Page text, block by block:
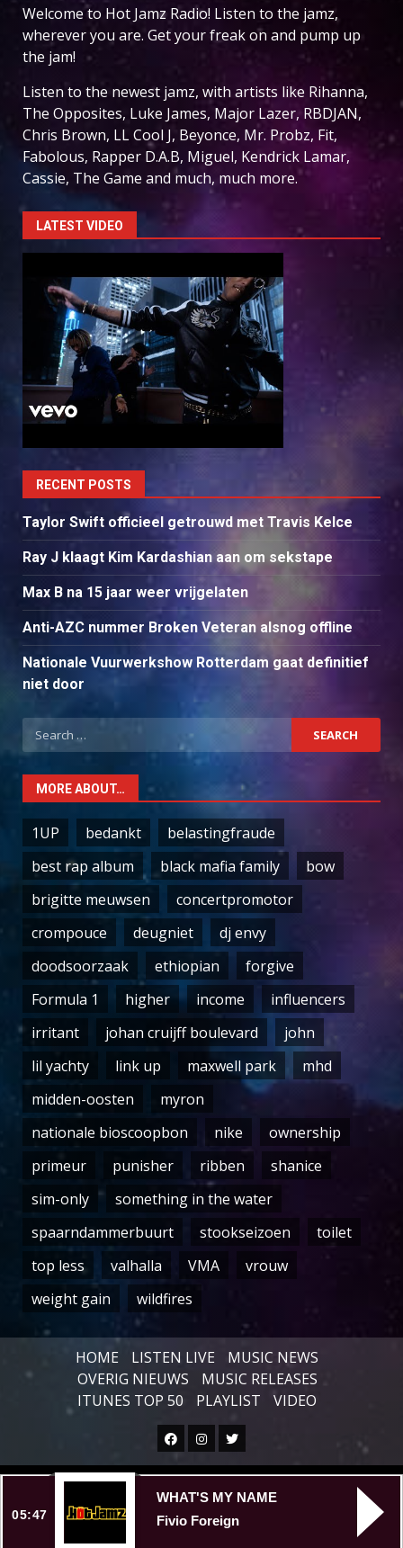
Welcome to Hot Jamz Radio! Listen to the jamz,
wherever you are. Get your freak on and pump up
the jam!
Listen to the newest jamz, with artists like Rihanna,
The Opposites, Luke James, Major Lazer, RBDJAN,
Chris Brown, LL Cool J, Beyonce, Mr. Probz, Fit,
Fabolous, Rapper D.A.B, Miguel, Kendrick Lamar,
Cassie, The Game and much, much more.
LATEST VIDEO
RECENT POSTS
Taylor Swift officieel getrouwd met Travis Kelce
Ray J klaagt Kim Kardashian aan om sekstape
Max B na 15 jaar weer vrijgelaten
Anti-AZC nummer Broken Veteran alsnog offline
Nationale Vuurwerkshow Rotterdam gaat definitief
niet door
Search
for:
MORE ABOUT…
1UP bedankt
belastingfraude
best rap album
black mafia family
bow
brigitte meuwsen
concertpromotor
crompouce
deugniet
dj envy
doodsoorzaak
ethiopian
forgive
Formula 1
higher income
influencers
irritant
johan cruijff boulevard
john
lil yachty
link up maxwell park
mhd
midden-oosten
myron
nationale bioscoopbon
nike
ownership
primeur
punisher ribben
shanice
sim-only
something in the water
spaarndammerbuurt
stookseizoen
toilet
top less
valhalla VMA
vrouw
weight gain
wildfires
HOME LISTEN LIVE
MUSIC NEWS
OVERIG NIEUWS
MUSIC RELEASES
ITUNES TOP 50
PLAYLIST VIDEO
Facebook
Instagram
Twitter
Copyright © All rights reserved.
05:47
WHAT'S MY NAME
Fivio Foreign